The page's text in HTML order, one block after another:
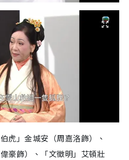
虎」金城安（周嘉洛飾）、
豪飾）、「文徵明」艾頓壯